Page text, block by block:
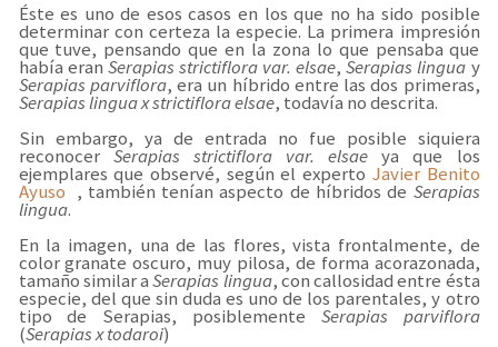
Éste es uno de esos casos en los que no ha sido posible
determinar con certeza la especie. La primera impresión
que tuve, pensando que en la zona lo que pensaba que
había eranSerapias strictiflora var. elsae,Serapias lingua y
Serapias parviflora, era un híbrido entre las dos primeras,
Serapias lingua x strictiflora elsae, todavía no descrita.
Sin embargo, ya de entrada no fue posible siquiera
reconocerSerapias strictiflora var. elsae ya que los
ejemplares que observé, según el experto Javier Benito
Ayuso , también tenían aspecto de híbridos de Serapias
lingua.
En la imagen, una de las flores, vista frontalmente, de
color granate oscuro, muy pilosa, de forma acorazonada,
tamaño similar aSerapias lingua, con callosidad entre ésta
especie, del que sin duda es uno de los parentales, y otro
tipo de Serapias, posiblemente Serapias parviflora
(Serapias x todaroi)